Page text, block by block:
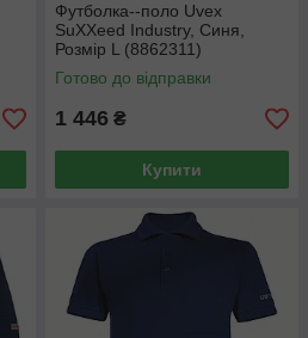
Футболка--поло Uvex
SuXXeed Industry, Синя,
Розмір L (8862311)
Готово до відправки
1 446 ₴
Купити